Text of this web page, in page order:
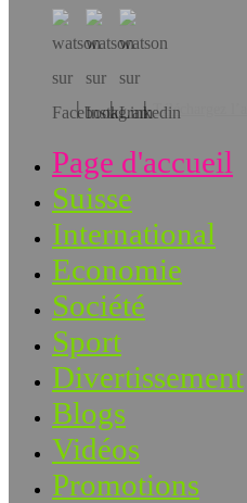
Téléchargez
Page d'accueil
Suisse
International
Economie
Société
Sport
Divertissement
Blogs
Vidéos
Promotions